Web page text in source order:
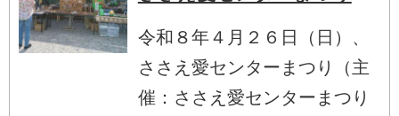
令和８年４月２６日（日）、
ささえ愛センターまつり（主
催：ささえ愛センターまつり